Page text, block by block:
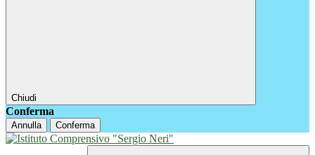
Chiudi
Conferma
Annulla Conferma